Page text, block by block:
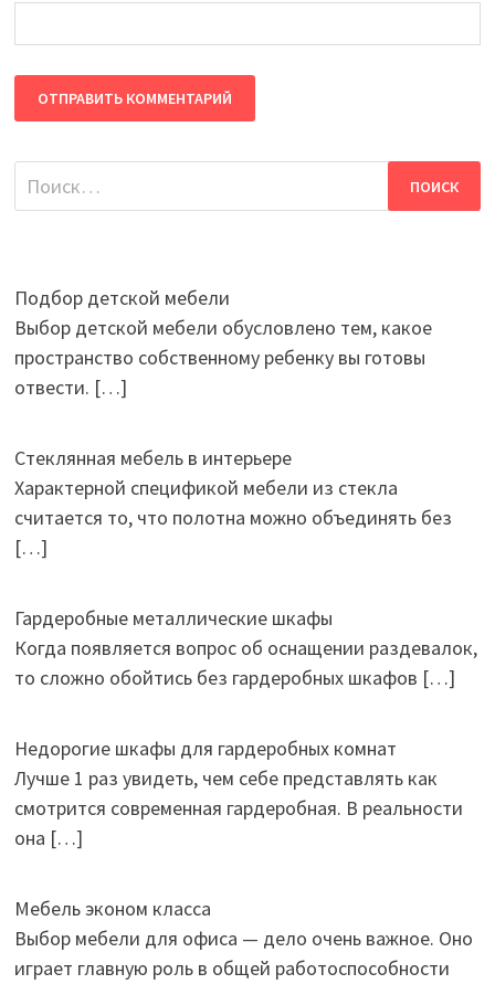
Найти:
Подбор детской мебели
Выбор детской мебели обусловлено тем, какое
пространство собственному ребенку вы готовы
отвести. […]
Стеклянная мебель в интерьере
Характерной спецификой мебели из стекла
считается то, что полотна можно объединять без
[…]
Гардеробные металлические шкафы
Когда появляется вопрос об оснащении раздевалок,
то сложно обойтись без гардеробных шкафов […]
Недорогие шкафы для гардеробных комнат
Лучше 1 раз увидеть, чем себе представлять как
смотрится современная гардеробная. В реальности
она […]
Мебель эконом класса
Выбор мебели для офиса — дело очень важное. Оно
играет главную роль в общей работоспособности